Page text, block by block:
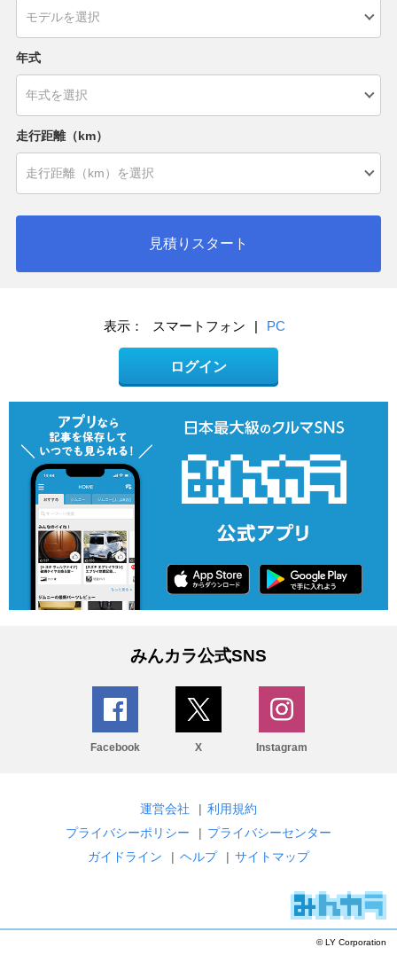
年式
走行距離（km）
見積りスタート
表示： スマートフォン | PC
ログイン
みんカラ公式SNS
Facebook X Instagram
運営会社 | 利用規約
プライバシーポリシー
| プライバシーセンター
ガイドライン
| ヘルプ | サイトマップ
© LY Corporation